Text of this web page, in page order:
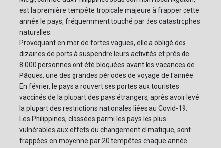
est la première tempête tropicale majeure à frapper cette
année le pays, fréquemment touché par des catastrophes
naturelles.
Provoquant en mer de fortes vagues, elle a obligé des
dizaines de ports à suspendre leurs activités et près de
8.000 personnes ont été bloquées avant les vacances de
Pâques, une des grandes périodes de voyage de l'année.
En février, le pays a rouvert ses portes aux touristes
vaccinés de la plupart des pays étrangers, après avoir levé
la plupart des restrictions nationales liées au Covid-19.
Les Philippines, classées parmi les pays les plus
vulnérables aux effets du changement climatique, sont
frappées en moyenne par 20 tempêtes chaque année.